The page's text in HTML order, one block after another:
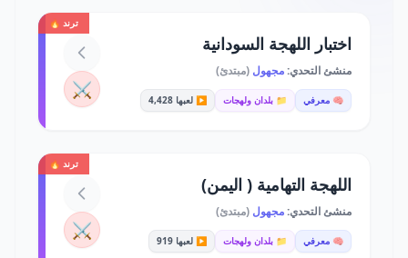
ترند 🔥
اختبار اللهجة السودانية
منشئ التحدي:مجهول (مبتدئ)
🧠 معرفي 📁 بلدان ولهجات ▶️ لعبها 4,428 ⚔️
ترند 🔥
اللهجة التهامية ( اليمن)
منشئ التحدي:مجهول (مبتدئ)
🧠 معرفي 📁 بلدان ولهجات ▶️ لعبها 919 ⚔️